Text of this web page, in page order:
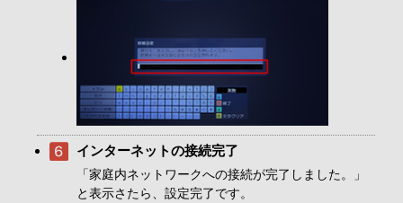
インターネットの接続完了
「家庭内ネットワークへの接続が完了しました。」
と表示さたら、設定完了です。